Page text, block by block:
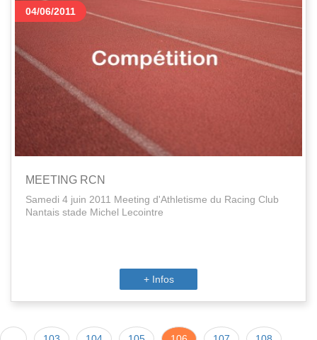
MEETING RCN
Samedi 4 juin 2011 Meeting d'Athletisme du Racing Club
Nantais stade Michel Lecointre
+ Infos
04/06/2011